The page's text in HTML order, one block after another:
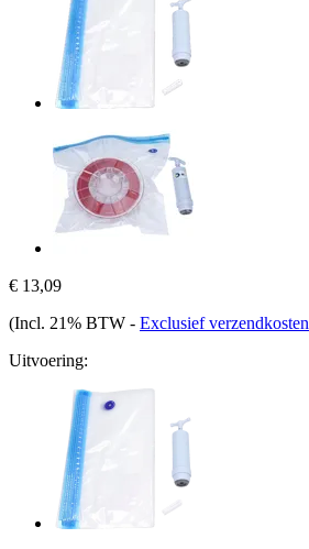
€ 13,09
(Incl. 21% BTW - Exclusief verzendkosten
Uitvoering: